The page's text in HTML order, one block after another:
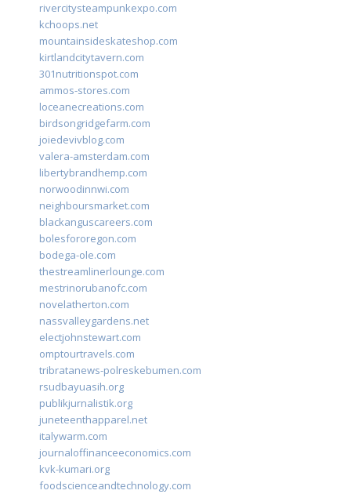
rivercitysteampunkexpo.com
kchoops.net
mountainsideskateshop.com
kirtlandcitytavern.com
301nutritionspot.com
ammos-stores.com
loceanecreations.com
birdsongridgefarm.com
joiedevivblog.com
valera-amsterdam.com
libertybrandhemp.com
norwoodinnwi.com
neighboursmarket.com
blackanguscareers.com
bolesfororegon.com
bodega-ole.com
thestreamlinerlounge.com
mestrinorubanofc.com
novelatherton.com
nassvalleygardens.net
electjohnstewart.com
omptourtravels.com
tribratanews-polreskebumen.com
rsudbayuasih.org
publikjurnalistik.org
juneteenthapparel.net
italywarm.com
journaloffinanceeconomics.com
kvk-kumari.org
foodscienceandtechnology.com